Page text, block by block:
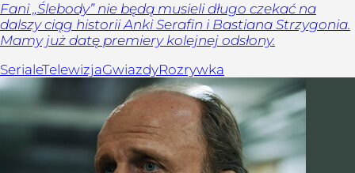
Fani „Ślebody” nie będą musieli długo czekać na
dalszy ciąg historii Anki Serafin i Bastiana Strzygonia.
Mamy już datę premiery kolejnej odsłony.
SerialeTelewizjaGwiazdyRozrywka